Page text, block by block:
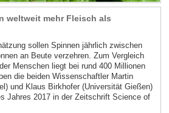
weltweit mehr Fleisch als
sollen Spinnen jährlich zwischen
an Beute verzehren. Zum Vergleich
Menschen liegt bei rund 400 Millionen
die beiden Wissenschaftler Martin
und Klaus Birkhofer (Universität Gießen)
Jahres 2017 in der Zeitschrift Science of